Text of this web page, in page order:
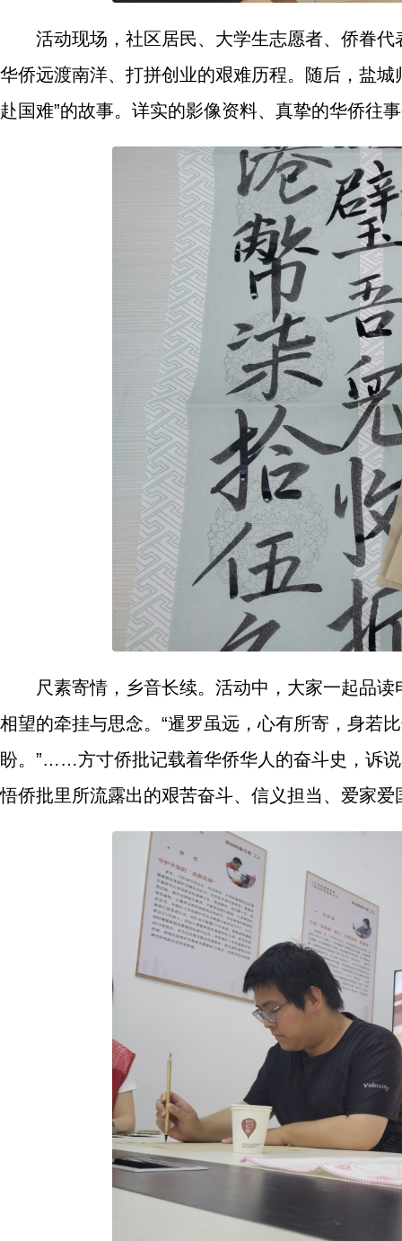
活动现场，社区居民、大学生志愿者、侨眷
华侨远渡南洋、打拼创业的艰难历程。随后，盐
赴国难”的故事。详实的影像资料、真挚的华侨往
尺素寄情，乡音长续。活动中，大家一起品
相望的牵挂与思念。“暹罗虽远，心有所寄，身若
盼。”……方寸侨批记载着华侨华人的奋斗史，诉
悟侨批里所流露出的艰苦奋斗、信义担当、爱家爱